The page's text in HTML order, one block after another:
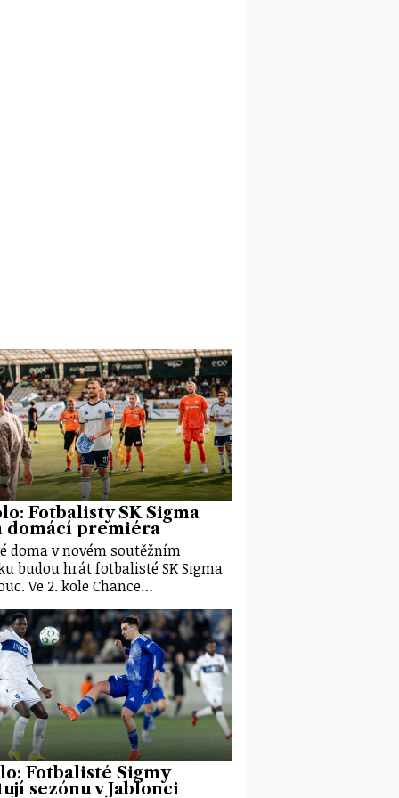
Fotbalisty SK Sigma
domácí premiéra
doma v novém soutěžním
budou hrát fotbalisté SK Sigma
Ve 2. kole Chance…
Fotbalisté Sigmy
sezónu v Jablonci